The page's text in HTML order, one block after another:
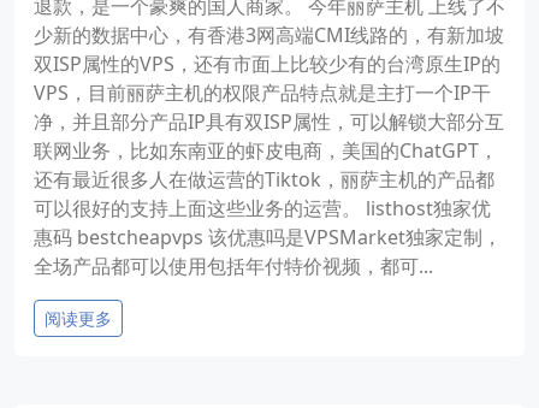
退款，是一个豪爽的国人商家。 今年丽萨主机 上线了不
少新的数据中心，有香港3网高端CMI线路的，有新加坡
双ISP属性的VPS，还有市面上比较少有的台湾原生IP的
VPS，目前丽萨主机的权限产品特点就是主打一个IP干
净，并且部分产品IP具有双ISP属性，可以解锁大部分互
联网业务，比如东南亚的虾皮电商，美国的ChatGPT，
还有最近很多人在做运营的Tiktok，丽萨主机的产品都
可以很好的支持上面这些业务的运营。 listhost独家优
惠码 bestcheapvps 该优惠吗是VPSMarket独家定制，
全场产品都可以使用包括年付特价视频，都可...
阅读更多